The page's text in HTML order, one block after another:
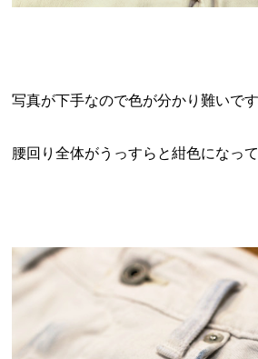
写真が下手なので色が分かり難いです
腰回り全体がうっすらと紺色になっ